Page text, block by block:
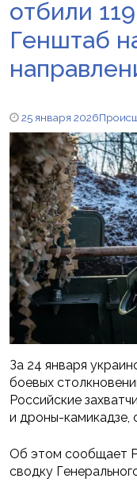
отбили
Генштаб
25 января 2026
За 24 января
боевых
Российские
и дроны-камикадзе,
Об этом сообщает
сводку